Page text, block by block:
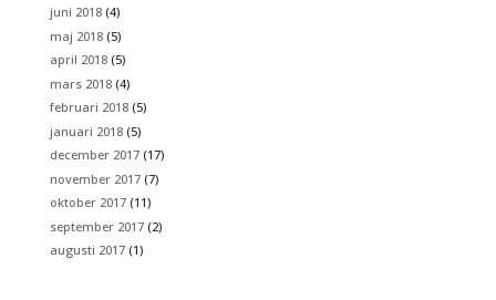
juni 2018(4)
maj 2018(5)
april 2018(5)
mars 2018(4)
februari 2018(5)
januari 2018(5)
december 2017(17)
november 2017(7)
oktober 2017(11)
september 2017(2)
augusti 2017(1)